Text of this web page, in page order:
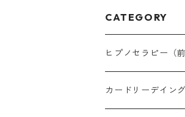
CATEGORY
ヒプノセラピー（
対面セラピー（完
カードリーデイン